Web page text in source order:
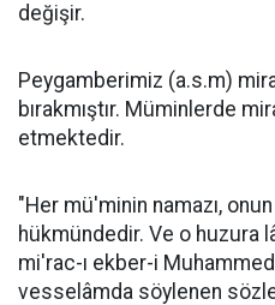
değişir.
Peygamberimiz (a.s.m)
bırakmıştır. Müminlerde
etmektedir.
"Her mü'minin namazı,
hükmündedir. Ve o huzura
mi'rac-ı ekber-i
vesselâmda söylenen